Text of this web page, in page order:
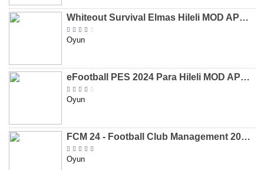
Whiteout Survival Elmas Hileli MOD APK indir [v1.13.1]
Oyun
eFootball PES 2024 Para Hileli MOD APK indir [v8.2.0]
Oyun
FCM 24 - Football Club Management 2024 Para Hileli MOD APK indir [v1.0.4]
Oyun